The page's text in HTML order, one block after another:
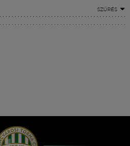
SZŰRÉS